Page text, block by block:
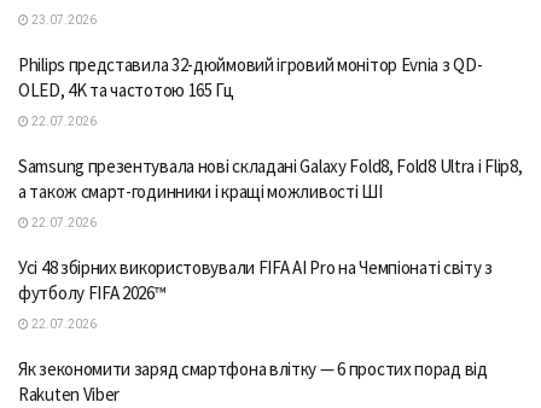
23.07.2026
Philips представила 32-дюймовий ігровий монітор Evnia з QD-
OLED, 4K та частотою 165 Гц
22.07.2026
Samsung презентувала нові складані Galaxy Fold8, Fold8 Ultra і Flip8,
а також смарт-годинники і кращі можливості ШІ
22.07.2026
Усі 48 збірних використовували FIFA AI Pro на Чемпіонаті світу з
футболу FIFA 2026™
22.07.2026
Як зекономити заряд смартфона влітку — 6 простих порад від
Rakuten Viber